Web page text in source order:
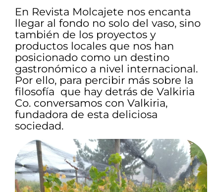
En Revista Molcajete nos encanta
llegar al fondo no solo del vaso, sino
también de los proyectos y
productos locales que nos han
posicionado como un destino
gastronómico a nivel internacional.
Por ello, para percibir más sobre la
filosofía que hay detrás de Valkiria
Co. conversamos con Valkiria,
fundadora de esta deliciosa
sociedad.